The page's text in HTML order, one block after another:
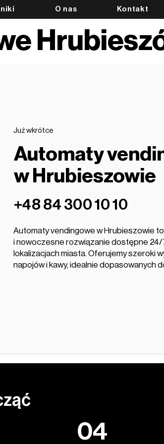
O nas Kontakt
Już wkrótce
Automaty
w Hrubieszowie
‭+48 84 300 10 10‬
Automaty vendingowe w Hrubieszowie
i nowoczesne rozwiązanie dostępne 24/
lokalizacjach miasta. Oferujemy szeroki
napojów i kawy, idealnie dopasowanych
04